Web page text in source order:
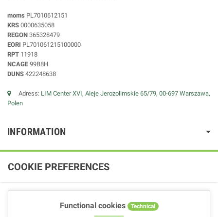
moms PL7010612151
KRS 0000635058
REGON 365328479
EORI PL701061215100000
RPT 11918
NCAGE 99B8H
DUNS 422248638
Adress: LIM Center XVI, Aleje Jerozolimskie 65/79, 00-697 Warszawa,
Polen
INFORMATION
COOKIE PREFERENCES
Functional cookies Technical